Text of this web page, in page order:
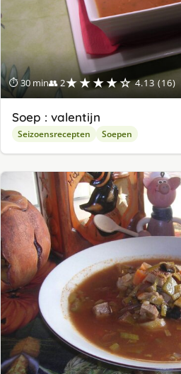
⏱ 30 min👥 2★★★★☆ 4.13 (16)
Soep : valentijn
Seizoensrecepten Soepen